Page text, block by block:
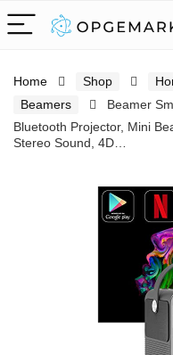
Home Shop
Beamers
Beamer
Bluetooth Projector, Mini
Stereo Sound, 4D…